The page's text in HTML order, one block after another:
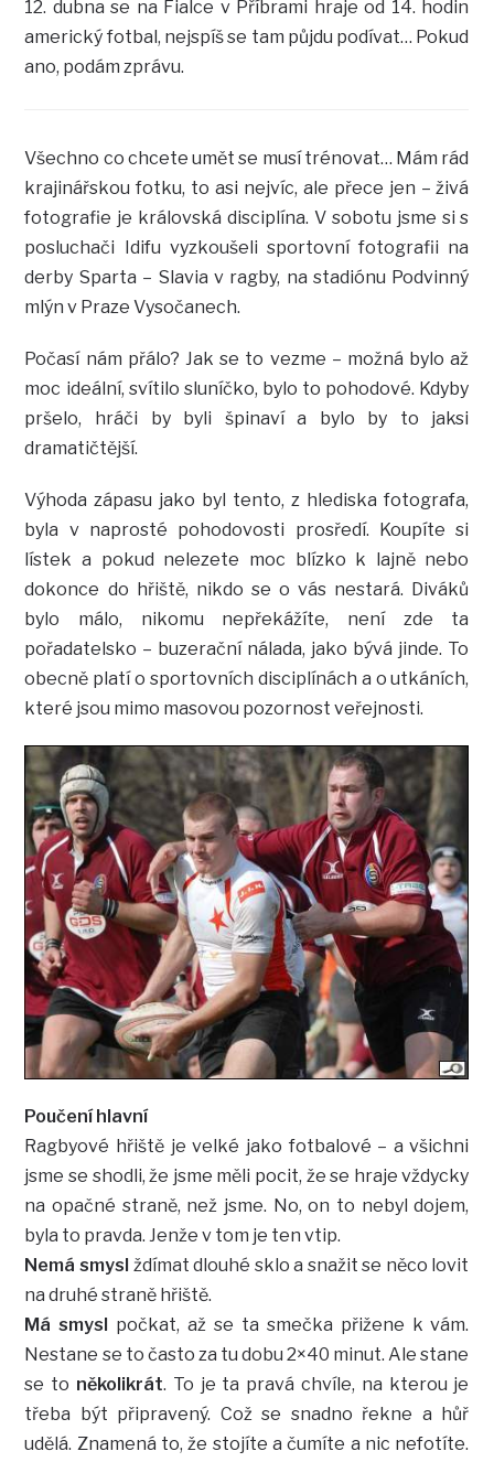
12. dubna se na Fialce v Příbrami hraje od 14. hodin
americký fotbal, nejspíš se tam půjdu podívat… Pokud
ano, podám zprávu.
Všechno co chcete umět se musí trénovat… Mám rád
krajinářskou fotku, to asi nejvíc, ale přece jen – živá
fotografie je královská disciplína. V sobotu jsme si s
posluchači Idifu vyzkoušeli sportovní fotografii na
derby Sparta – Slavia v ragby, na stadiónu Podvinný
mlýn v Praze Vysočanech.
Počasí nám přálo? Jak se to vezme – možná bylo až
moc ideální, svítilo sluníčko, bylo to pohodové. Kdyby
pršelo, hráči by byli špinaví a bylo by to jaksi
dramatičtější.
Výhoda zápasu jako byl tento, z hlediska fotografa,
byla v naprosté pohodovosti prosředí. Koupíte si
lístek a pokud nelezete moc blízko k lajně nebo
dokonce do hřiště, nikdo se o vás nestará. Diváků
bylo málo, nikomu nepřekážíte, není zde ta
pořadatelsko – buzerační nálada, jako bývá jinde. To
obecně platí o sportovních disciplínách a o utkáních,
které jsou mimo masovou pozornost veřejnosti.
Poučení hlavní
Ragbyové hřiště je velké jako fotbalové – a všichni
jsme se shodli, že jsme měli pocit, že se hraje vždycky
na opačné straně, než jsme. No, on to nebyl dojem,
byla to pravda. Jenže v tom je ten vtip.
Nemá smyslždímat dlouhé sklo a snažit se něco lovit
na druhé straně hřiště.
Má smysl počkat, až se ta smečka přižene k vám.
Nestane se to často za tu dobu 2×40 minut. Ale stane
se to několikrát. To je ta pravá chvíle, na kterou je
třeba být připravený. Což se snadno řekne a hůř
udělá. Znamená to, že stojíte a čumíte a nic nefotíte.